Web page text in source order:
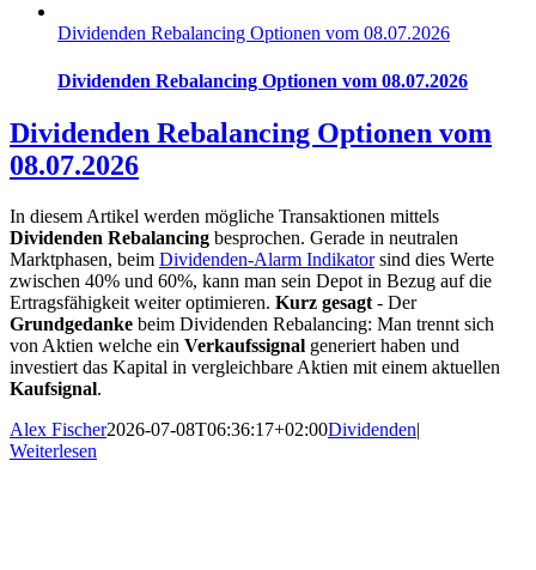
Dividenden Rebalancing Optionen vom 08.07.2026
Dividenden Rebalancing Optionen vom 08.07.2026
Dividenden Rebalancing Optionen vom
08.07.2026
In diesem Artikel werden mögliche Transaktionen mittels
Dividenden Rebalancing besprochen. Gerade in neutralen
Marktphasen, beim Dividenden-Alarm Indikatorsind dies Werte
zwischen 40% und 60%, kann man sein Depot in Bezug auf die
Ertragsfähigkeit weiter optimieren. Kurz gesagt - Der
Grundgedanke beim Dividenden Rebalancing: Man trennt sich
von Aktien welche ein Verkaufssignal generiert haben und
investiert das Kapital in vergleichbare Aktien mit einem aktuellen
Kaufsignal.
Alex Fischer2026-07-08T06:36:17+02:00Dividenden|
Weiterlesen